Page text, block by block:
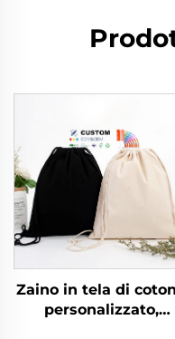
Zaino in tela di
personalizzato,